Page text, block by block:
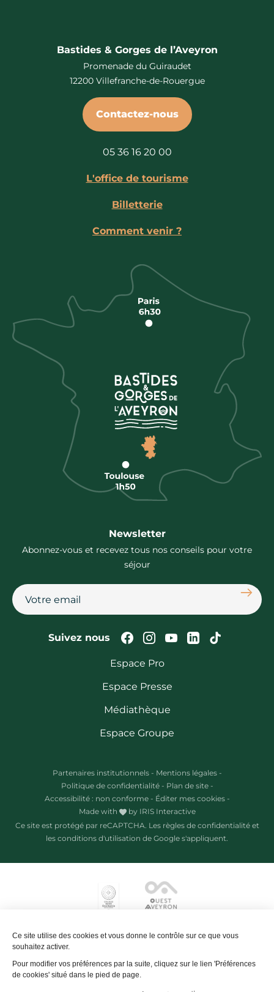
Bastides & Gorges de l’Aveyron
Promenade du Guiraudet
12200 Villefranche-de-Rouergue
Contactez-nous
05 36 16 20 00
L'office de tourisme
Billetterie
Comment venir ?
Newsletter
Abonnez-vous et recevez tous nos conseils pour votre
séjour
Suivez nous Suivez-nous sur
Suivez-nous sur
Suivez-nous
Suivez-Suivez-
Espace Pro
Espace Presse
Médiathèque
Espace Groupe
Partenaires institutionnels - Mentions légales -
Politique de confidentialité - Plan de site -
Accessibilité : non conforme - Éditer mes cookies -
Made with
by IRIS Interactive
Ce site est protégé par reCAPTCHA. Les règles de confidentialitéet
les conditions d'utilisation de Google s'appliquent.
Ce site utilise des cookies et vous donne le contrôle sur ce que vous
souhaitez activer.
Pour modifier vos préférences par la suite, cliquez sur le lien 'Préférences
de cookies' situé dans le pied de page.